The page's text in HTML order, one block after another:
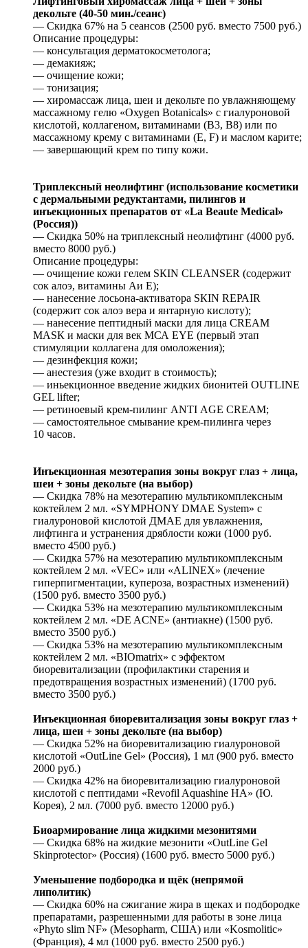
декольте (40-50 мин./сеанс)
— Скидка 67% на 5 сеансов (2500 руб. вместо 7500 руб.)
Описание процедуры:
— консультация дерматокосметолога;
— демакияж;
— очищение кожи;
— тонизация;
— хиромассаж лица, шеи и декольте по увлажняющему
массажному гелю «Охуgеn Воtаniсаls» с гиалуроновой
кислотой, коллагеном, витаминами (В3, В8) или по
массажному крему с витаминами (Е, F) и маслом карите;
— завершающий крем по типу кожи.
Триплексный неолифтинг (использование косметики
с дермальными редуктантами, пилингов и
инъекционных препаратов от «Lа Веаutе Меdiсаl»
(Россия))
— Скидка 50% на триплексный неолифтинг (4000 руб.
вместо 8000 руб.)
Описание процедуры:
— очищение кожи гелем SКIN СLЕАNSЕR (содержит
сок алоэ, витамины Аи Е);
— нанесение лосьона-активатора SКIN RЕРАIR
(содержит сок алоэ вера и янтарную кислоту);
— нанесение пептидный маски для лица СRЕАМ
МАSК и маски для век МСА ЕYЕ (первый этап
стимуляции коллагена для омоложения);
— дезинфекция кожи;
— анестезия (уже входит в стоимость);
— иньекционное введение жидких бионитей ОUТLINЕ
GЕL liftеr;
— ретиноевый крем-пилинг АNТI АGЕ СRЕАМ;
— самостоятельное смывание крем-пилинга через
10 часов.
Инъекционная мезотерапия зоны вокруг глаз + лица,
шеи + зоны декольте (на выбор)
— Скидка 78% на мезотерапию мультикомплексным
коктейлем 2 мл. «SYMPHONY DMAE System» с
гиалуроновой кислотой ДМАЕ для увлажнения,
лифтинга и устранения дряблости кожи (1000 руб.
вместо 4500 руб.)
— Скидка 57% на мезотерапию мультикомплексным
коктейлем 2 мл. «VEC» или «ALINEX» (лечение
гиперпигментации, купероза, возрастных изменений)
(1500 руб. вместо 3500 руб.)
— Скидка 53% на мезотерапию мультикомплексным
коктейлем 2 мл. «DE ACNE» (антиакне) (1500 руб.
вместо 3500 руб.)
— Скидка 53% на мезотерапию мультикомплексным
коктейлем 2 мл. «BIOmatrix» с эффектом
биоревитализации (профилактики старения и
предотвращения возрастных изменений) (1700 руб.
вместо 3500 руб.)
Инъекционная биоревитализация зоны вокруг глаз +
лица, шеи + зоны декольте (на выбор)
— Скидка 52% на биоревитализацию гиалуроновой
кислотой «OutLine Gel» (Россия), 1 мл (900 руб. вместо
2000 руб.)
— Скидка 42% на биоревитализацию гиалуроновой
кислотой с пептидами «Revofil Aquashine HA» (Ю.
Корея), 2 мл. (7000 руб. вместо 12000 руб.)
Биоармирование лица жидкими мезонитями
— Скидка 68% на жидкие мезонити «OutLine Gel
Skinprotector» (Россия) (1600 руб. вместо 5000 руб.)
Уменьшение подбородка и щёк (непрямой
липолитик)
— Скидка 60% на сжигание жира в щеках и подбородке
препаратами, разрешенными для работы в зоне лица
«Phyto slim NF» (Mesopharm, США) или «Kosmolitic»
(Франция), 4 мл (1000 руб. вместо 2500 руб.)